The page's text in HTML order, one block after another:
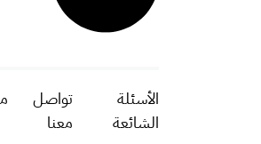
الأسئلة
الشائعة
تواصل
معنا